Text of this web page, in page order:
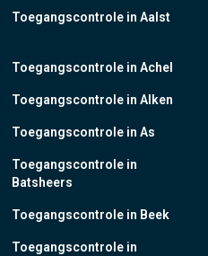
Toegangscontrole in Aalst
Toegangscontrole in Achel
Toegangscontrole in Alken
Toegangscontrole in As
Toegangscontrole in
Batsheers
Toegangscontrole in Beek
Toegangscontrole in